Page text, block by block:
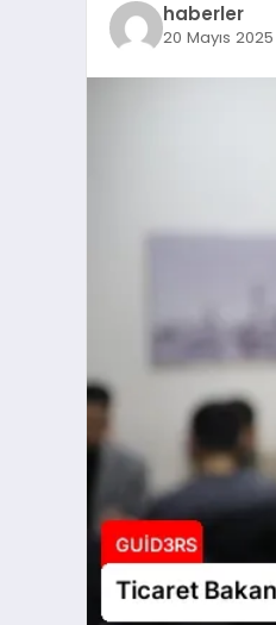
haberler
20 Mayıs 2025